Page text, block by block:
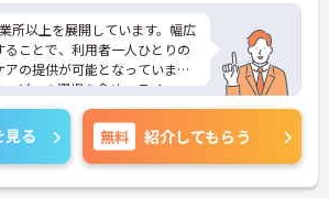
所以上を展開しています。幅広
ることで、利用者一人ひとりの
アの提供が可能となっていま
ビスの選択を含め、ライフス
方の選択肢が多くあります。
、サービス・職種ごとに研修
おり学び成長できる環境で
対策ポイントなどお話致しま
見る 無料 紹介してもらう